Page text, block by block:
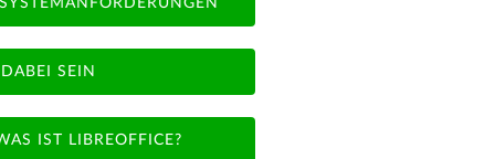
DABEI SEIN
IST LIBREOFFICE?